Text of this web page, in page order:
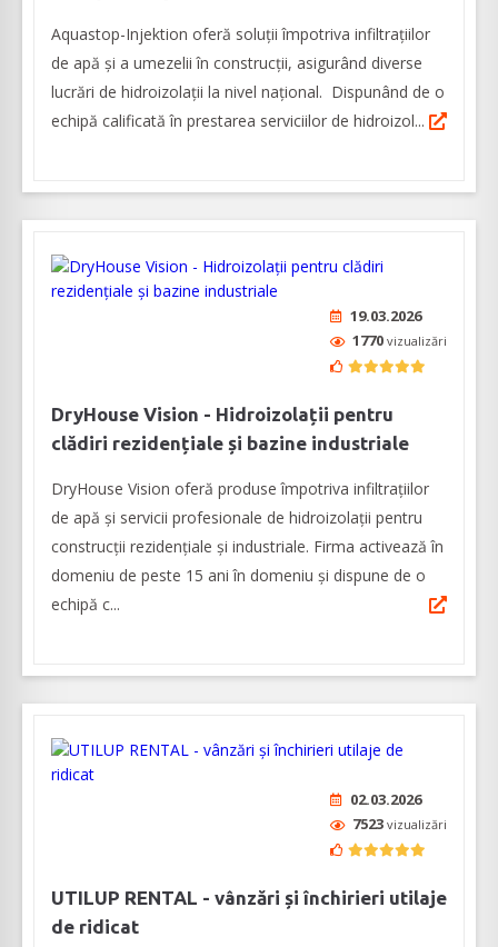
Aquastop-Injektion oferă soluţii împotriva infiltraţiilor
de apă şi a umezelii în construcţii, asigurând diverse
lucrări de hidroizolaţii la nivel naţional. Dispunând de o
echipă calificată în prestarea serviciilor de hidroizol...
19.03.2026
1770 vizualizări
DryHouse Vision - Hidroizolații pentru
clădiri rezidențiale și bazine industriale
DryHouse Vision oferă produse împotriva infiltrațiilor
de apă și servicii profesionale de hidroizolații pentru
construcții rezidențiale și industriale. Firma activează în
domeniu de peste 15 ani în domeniu și dispune de o
echipă c...
02.03.2026
7523 vizualizări
UTILUP RENTAL - vânzări și închirieri utilaje
de ridicat